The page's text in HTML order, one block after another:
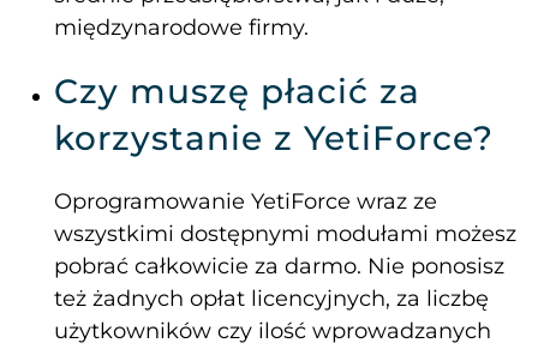
międzynarodowe firmy.
Czy muszę płacić za
korzystanie z YetiForce?
Oprogramowanie YetiForce wraz ze
wszystkimi dostępnymi modułami możesz
pobrać całkowicie za darmo. Nie ponosisz
też żadnych opłat licencyjnych, za liczbę
użytkowników czy ilość wprowadzanych